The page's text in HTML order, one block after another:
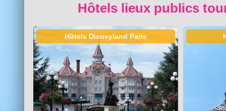
Hôtels lieux publics
Hôtels Disneyland Paris